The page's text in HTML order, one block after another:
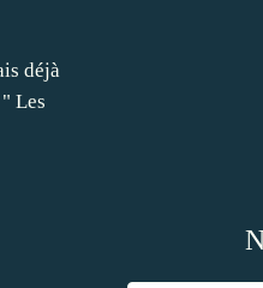
déjà
Les